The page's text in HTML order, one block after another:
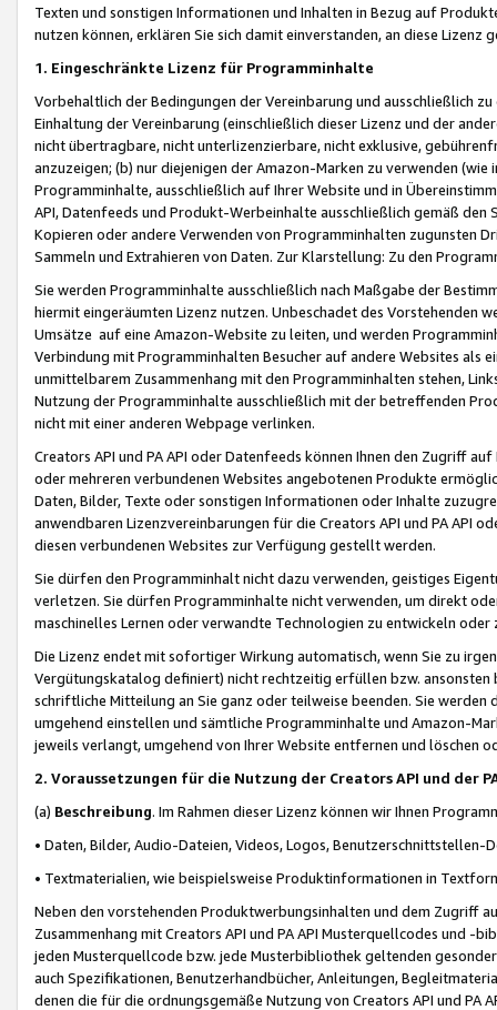
Texten und sonstigen Informationen und Inhalten in Bezug auf
nutzen können, erklären Sie sich damit einverstanden, an diese Lizenz
1. Eingeschränkte Lizenz für Programminhalte
Vorbehaltlich der Bedingungen der Vereinbarung und ausschließlich
Einhaltung der Vereinbarung (einschließlich dieser Lizenz und der
nicht übertragbare, nicht unterlizenzierbare, nicht exklusive,
anzuzeigen; (b) nur diejenigen der Amazon-Marken zu verwenden
Programminhalte, ausschließlich auf Ihrer Website und in
API, Datenfeeds und Produkt-Werbeinhalte ausschließlich gemäß
Kopieren oder andere Verwenden von Programminhalten zugunsten
Sammeln und Extrahieren von Daten. Zur Klarstellung: Zu den
Sie werden Programminhalte ausschließlich nach Maßgabe der
hiermit eingeräumten Lizenz nutzen. Unbeschadet des Vorstehenden
Umsätze auf eine Amazon-Website zu leiten, und werden
Verbindung mit Programminhalten Besucher auf andere Websites als
unmittelbarem Zusammenhang mit den Programminhalten stehen,
Nutzung der Programminhalte ausschließlich mit der betreffenden
nicht mit einer anderen Webpage verlinken.
Creators API und PA API oder Datenfeeds können Ihnen den Zugriff
oder mehreren verbundenen Websites angebotenen Produkte
Daten, Bilder, Texte oder sonstigen Informationen oder Inhalte
anwendbaren Lizenzvereinbarungen für die Creators API und PA API
diesen verbundenen Websites zur Verfügung gestellt werden.
Sie dürfen den Programminhalt nicht dazu verwenden, geistiges
verletzen. Sie dürfen Programminhalte nicht verwenden, um direkt
maschinelles Lernen oder verwandte Technologien zu entwickeln
Die Lizenz endet mit sofortiger Wirkung automatisch, wenn Sie zu
Vergütungskatalog definiert) nicht rechtzeitig erfüllen bzw. ansonsten
schriftliche Mitteilung an Sie ganz oder teilweise beenden. Sie werden
umgehend einstellen und sämtliche Programminhalte und Amazon-
jeweils verlangt, umgehend von Ihrer Website entfernen und löschen
2. Voraussetzungen für die Nutzung der Creators API und der
(a) Beschreibung. Im Rahmen dieser Lizenz können wir Ihnen
• Daten, Bilder, Audio-Dateien, Videos, Logos, Benutzerschnittstellen-
• Textmaterialien, wie beispielsweise Produktinformationen in
Neben den vorstehenden Produktwerbungsinhalten und dem Zugriff
Zusammenhang mit Creators API und PA API Musterquellcodes und
jeden Musterquellcode bzw. jede Musterbibliothek geltenden
auch Spezifikationen, Benutzerhandbücher, Anleitungen,
denen die für die ordnungsgemäße Nutzung von Creators API und PA